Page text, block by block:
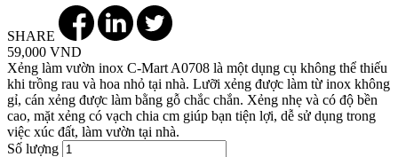
SHARE
59,000 VND
Xẻng làm vườn inox C-Mart A0708 là một dụng cụ không thể thiếu
khi trồng rau và hoa nhỏ tại nhà. Lưỡi xẻng được làm từ inox không
gỉ, cán xẻng được làm bằng gỗ chắc chắn. Xẻng nhẹ và có độ bền
cao, mặt xẻng có vạch chia cm giúp bạn tiện lợi, dễ sử dụng trong
việc xúc đất, làm vườn tại nhà.
Số lượng